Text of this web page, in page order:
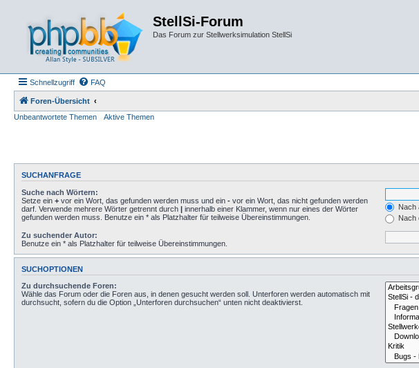
StellSi-Forum
Das Forum zur Stellwerksimulation StellSi
Schnellzugriff FAQ
Foren-Übersicht
Unbeantwortete Themen
Aktive Themen
SUCHANFRAGE
Suche nach Wörtern:
Setze ein + vor ein Wort, das gefunden werden muss und ein - vor ein Wort, das nicht gefunden werden
darf. Verwende mehrere Wörter getrennt durch | innerhalb einer Klammer, wenn nur eines der Wörter
gefunden werden muss. Benutze ein * als Platzhalter für teilweise Übereinstimmungen.
Nach
Nach
Zu suchender Autor:
Benutze ein * als Platzhalter für teilweise Übereinstimmungen.
SUCHOPTIONEN
Zu durchsuchende Foren:
Wähle das Forum oder die Foren aus, in denen gesucht werden soll. Unterforen werden automatisch mit
durchsucht, sofern du die Option „Unterforen durchsuchen“ unten nicht deaktivierst.